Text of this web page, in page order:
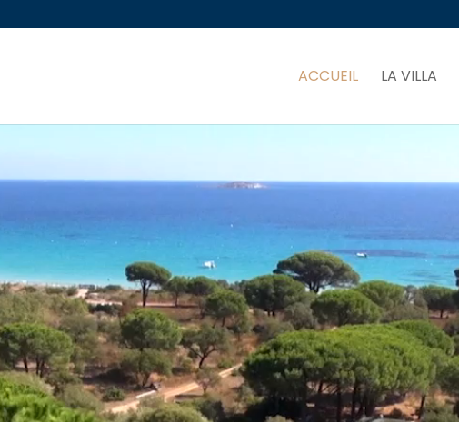
ACCUEIL LA VILLA